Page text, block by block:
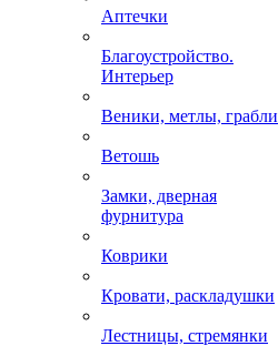
Аптечки
Благоустройство.
Интерьер
Веники, метлы, грабли
Ветошь
Замки, дверная
фурнитура
Коврики
Кровати, раскладушки
Лестницы, стремянки